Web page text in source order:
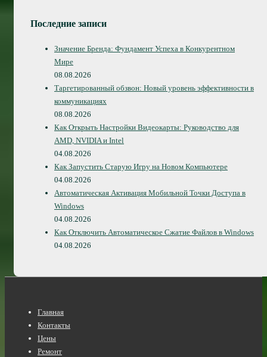
Последние записи
Значение Бренда: Фундамент Успеха в Конкурентном
Мире
08.08.2026
Таргетированный обзвон: Новый уровень эффективности в
коммуникациях
08.08.2026
Как Открыть Настройки Видеокарты: Руководство для
AMD, NVIDIA и Intel
04.08.2026
Как Запустить Старую Игру на Новом Компьютере
04.08.2026
Автоматическая Активация Мобильной Точки Доступа в
Windows
04.08.2026
Как Отключить Автоматическое Сжатие Файлов в Windows
04.08.2026
Нижнее
меню
Главная
Контакты
Цены
Ремонт